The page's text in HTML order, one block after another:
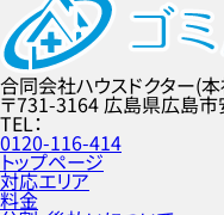
合同会社ハウスドクター(
〒731-3164 広島県広島
TEL
0120-116-414
トップページ
対応エリア
料金